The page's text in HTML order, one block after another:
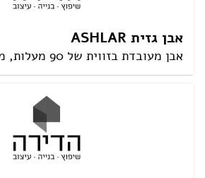
אבן גזית ASHLAR
אבן מעובדת בזווית של 90 מעלות, מסותתת בצד אחד